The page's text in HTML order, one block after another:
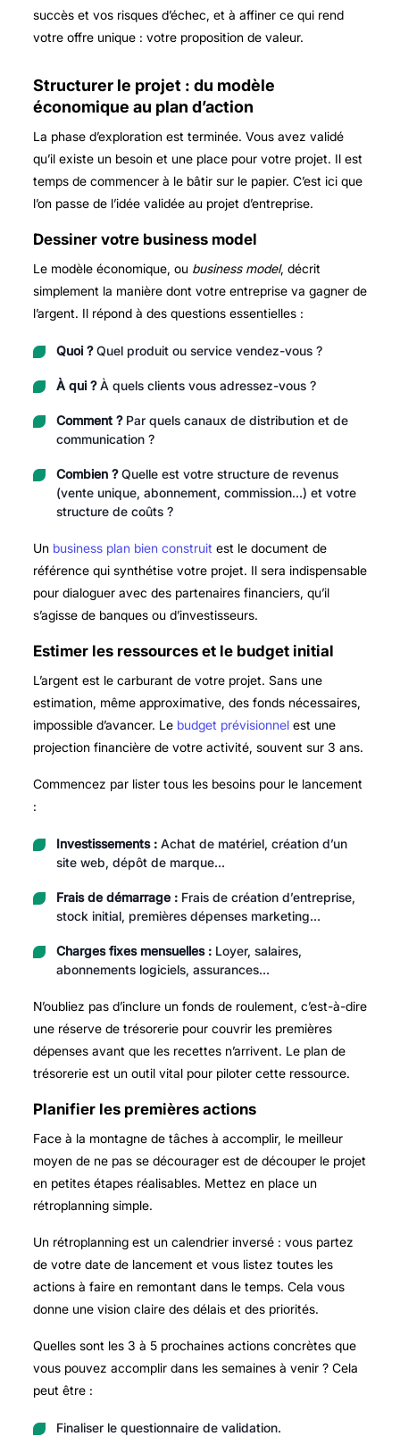
succès et vos risques d’échec, et à affiner ce qui rend
votre offre unique : votre proposition de valeur.
Structurer le projet : du modèle
économique au plan d’action
La phase d’exploration est terminée. Vous avez validé
qu’il existe un besoin et une place pour votre projet. Il est
temps de commencer à le bâtir sur le papier. C’est ici que
l’on passe de l’idée validée au projet d’entreprise.
Dessiner votre business model
Le modèle économique, ou business model, décrit
simplement la manière dont votre entreprise va gagner de
l’argent. Il répond à des questions essentielles :
Quoi ?Quel produit ou service vendez-vous ?
À qui ?À quels clients vous adressez-vous ?
Comment ?Par quels canaux de distribution et de
communication ?
Combien ?Quelle est votre structure de revenus
(vente unique, abonnement, commission…) et votre
structure de coûts ?
Un business plan bien construit est le document de
référence qui synthétise votre projet. Il sera indispensable
pour dialoguer avec des partenaires financiers, qu’il
s’agisse de banques ou d’investisseurs.
Estimer les ressources et le budget initial
L’argent est le carburant de votre projet. Sans une
estimation, même approximative, des fonds nécessaires,
impossible d’avancer. Le budget prévisionnelest une
projection financière de votre activité, souvent sur 3 ans.
Commencez par lister tous les besoins pour le lancement
:
Investissements :Achat de matériel, création d’un
site web, dépôt de marque…
Frais de démarrage :Frais de création d’entreprise,
stock initial, premières dépenses marketing…
Charges fixes mensuelles :Loyer, salaires,
abonnements logiciels, assurances…
N’oubliez pas d’inclure un fonds de roulement, c’est-à-dire
une réserve de trésorerie pour couvrir les premières
dépenses avant que les recettes n’arrivent. Le plan de
trésorerie est un outil vital pour piloter cette ressource.
Planifier les premières actions
Face à la montagne de tâches à accomplir, le meilleur
moyen de ne pas se décourager est de découper le projet
en petites étapes réalisables. Mettez en place un
rétroplanning simple.
Un rétroplanning est un calendrier inversé : vous partez
de votre date de lancement et vous listez toutes les
actions à faire en remontant dans le temps. Cela vous
donne une vision claire des délais et des priorités.
Quelles sont les 3 à 5 prochaines actions concrètes que
vous pouvez accomplir dans les semaines à venir ? Cela
peut être :
Finaliser le questionnaire de validation.